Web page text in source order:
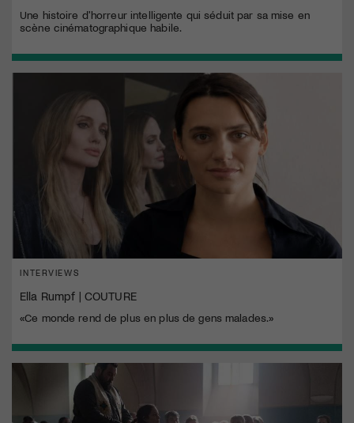
Une histoire d'horreur intelligente qui séduit par sa mise en
scène cinématographique habile.
INTERVIEWS
Ella Rumpf | COUTURE
«Ce monde rend de plus en plus de gens malades.»